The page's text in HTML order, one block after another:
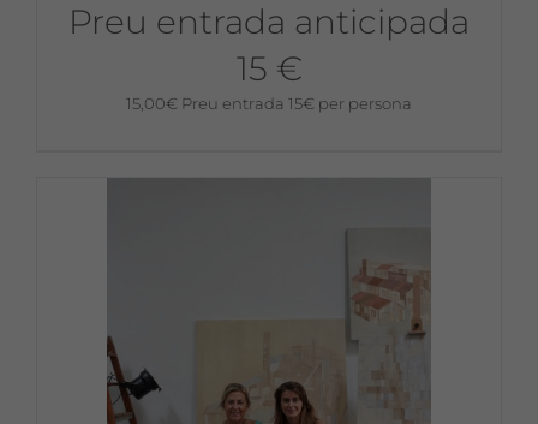
Preu entrada anticipada
15 €
15,00€ Preu entrada 15€ per persona